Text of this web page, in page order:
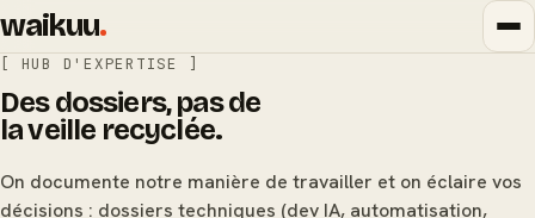
waikuu.
[ HUB D'EXPERTISE ]
Des dossiers, pas de
la veille recyclée.
On documente notre manière de travailler et on éclaire vos
décisions : dossiers techniques (dev IA, automatisation,